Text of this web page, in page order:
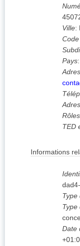
Ville:
Pays:
TED
Informations
Type
Type
Date